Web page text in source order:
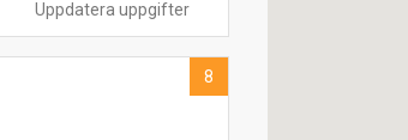
Uppdatera uppgifter
8